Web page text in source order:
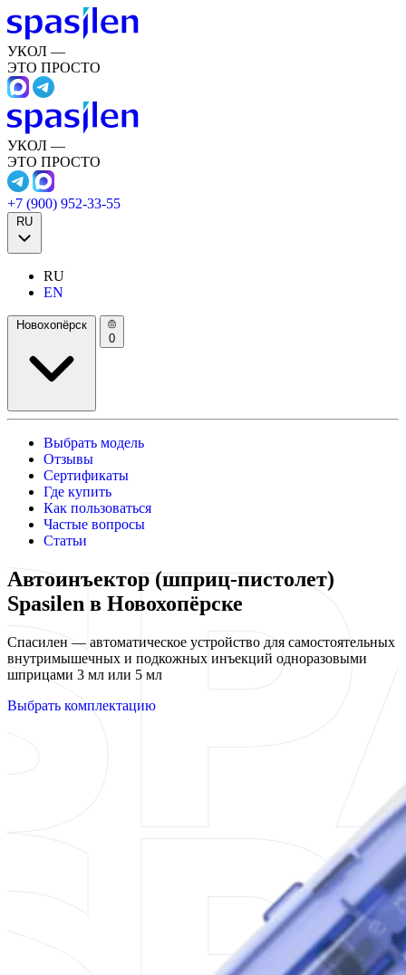
УКОЛ —
ЭТО ПРОСТО
УКОЛ —
ЭТО ПРОСТО
+7 (900) 952-33-55
RU
RU
EN
Новохопёрск
0
Выбрать модель
Отзывы
Сертификаты
Где купить
Как пользоваться
Частые вопросы
Статьи
Автоинъектор (шприц-пистолет)
Spasilen в Новохопёрске
Спасилен — автоматическое устройство для самостоятельных
внутримышечных и подкожных инъекций одноразовыми
шприцами 3 мл или 5 мл
Выбрать комплектацию